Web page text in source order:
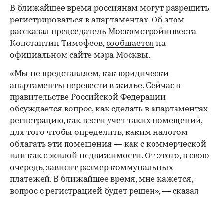
​В ближайшее время россиянам могут разрешить
регистрироваться в апартаментах. Об этом
рассказал председатель Москомстройинвеста
Константин Тимофеев,сообщается на
официальном сайте мэра Москвы.
«Мы не представляем, как юридически
апартаменты перевести в жилье. Сейчас в
правительстве Российской Федерации
обсуждается вопрос, как сделать в апартаментах
регистрацию, как вести учет таких помещений,
для того чтобы определить, каким налогом
облагать эти помещения — как с коммерческой
или как с жилой недвижимости. От этого, в свою
очередь, зависит размер коммунальных
платежей. В ближайшее время, мне кажется,
вопрос с регистрацией будет решен», — cказал